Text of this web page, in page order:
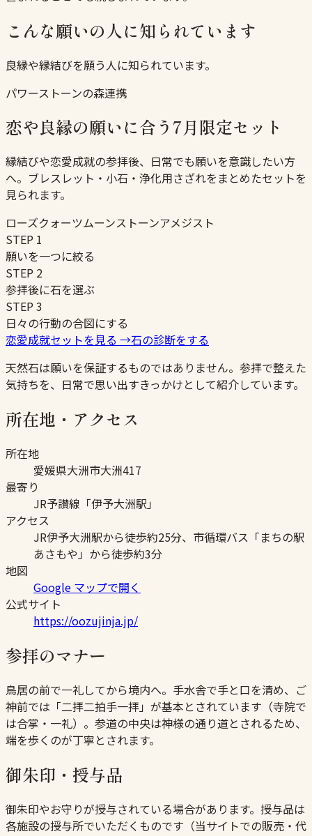
こんな願いの人に知られています
良縁や縁結びを願う人に知られています。
パワーストーンの森連携
恋や良縁の願いに合う7月限定セット
縁結びや恋愛成就の参拝後、日常でも願いを意識したい方
へ。ブレスレット・小石・浄化用さざれをまとめたセットを
見られます。
ローズクォーツムーンストーンアメジスト
STEP 1
願いを一つに絞る
STEP 2
参拝後に石を選ぶ
STEP3
日々の行動の合図にする
恋愛成就セットを見る →石の診断をする
天然石は願いを保証するものではありません。参拝で整えた
気持ちを、日常で思い出すきっかけとして紹介しています。
所在地・アクセス
所在地
愛媛県大洲市大洲417
最寄り
JR予讃線「伊予大洲駅」
アクセス
JR伊予大洲駅から徒歩約25分、市循環バス「まちの駅
あさもや」から徒歩約3分
地図
Google マップで開く
公式サイト
https://oozujinja.jp/
参拝のマナー
鳥居の前で一礼してから境内へ。手水舎で手と口を清め、ご
神前では「二拝二拍手一拝」が基本とされています（寺院で
は合掌・一礼）。参道の中央は神様の通り道とされるため、
端を歩くのが丁寧とされます。
御朱印・授与品
御朱印やお守りが授与されている場合があります。授与品は
各施設の授与所でいただくものです（当サイトでの販売・代